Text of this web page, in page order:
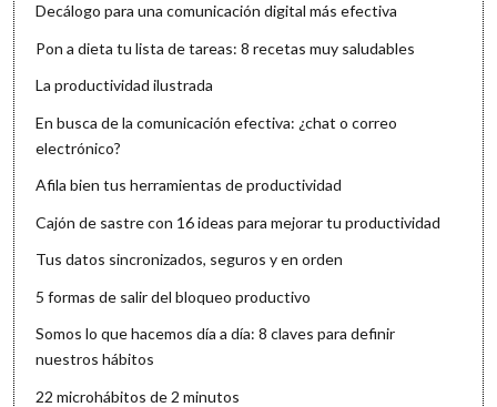
Decálogo para una comunicación digital más efectiva
Pon a dieta tu lista de tareas: 8 recetas muy saludables
La productividad ilustrada
En busca de la comunicación efectiva: ¿chat o correo
electrónico?
Afila bien tus herramientas de productividad
Cajón de sastre con 16 ideas para mejorar tu productividad
Tus datos sincronizados, seguros y en orden
5 formas de salir del bloqueo productivo
Somos lo que hacemos día a día: 8 claves para definir
nuestros hábitos
22 microhábitos de 2 minutos